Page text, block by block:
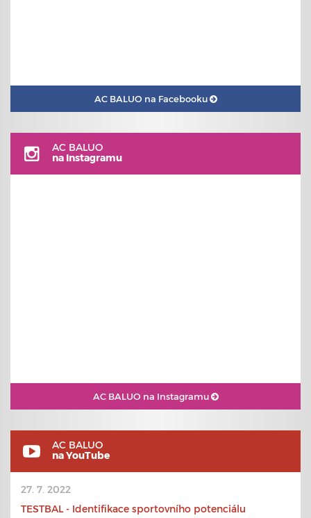
AC BALUO na Facebooku
AC BALUO
na Instagramu
AC BALUO na Instagramu
AC BALUO
na YouTube
27. 7. 2022
TESTBAL - Identifikace sportovního potenciálu